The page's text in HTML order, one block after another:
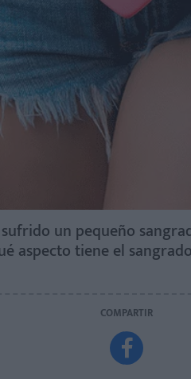
un pequeño
aspecto tiene el
COMPARTIR
